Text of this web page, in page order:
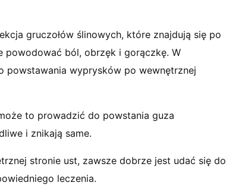
gruczołów ślinowych, które znajdują się po
powodować ból, obrzęk i gorączkę. W
wyprysków po wewnętrznej
to prowadzić do powstania guza
i znikają same.
stronie ust, zawsze dobrze jest udać się do
leczenia.